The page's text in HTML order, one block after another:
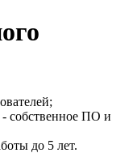
собственное ПО и
до 5 лет.